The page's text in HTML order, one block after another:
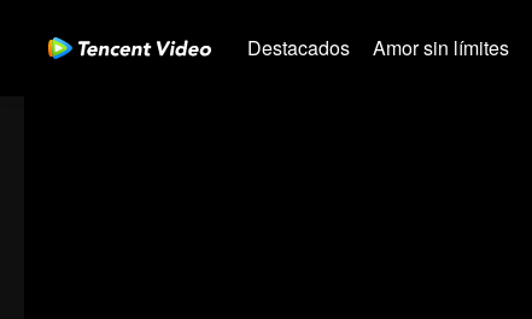
Destacados Amor sin límites